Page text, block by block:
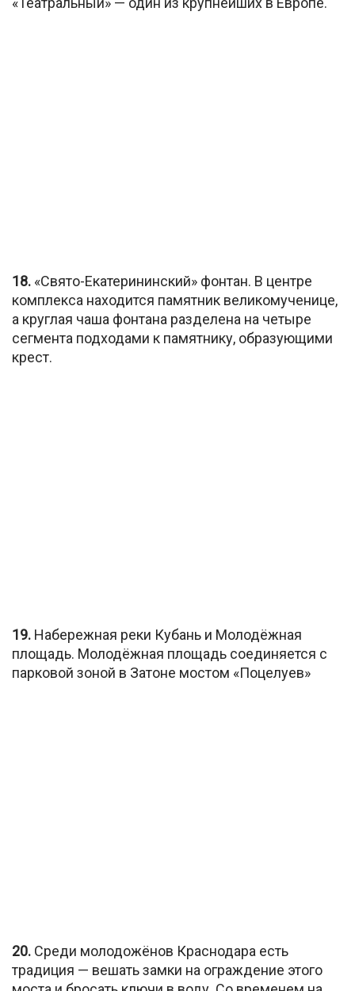
18. «Свято-Екатерининский» фонтан. В центре
комплекса находится памятник великомученице,
а круглая чаша фонтана разделена на четыре
сегмента подходами к памятнику, образующими
крест.
19. Набережная реки Кубань и Молодёжная
площадь. Молодёжная площадь соединяется с
парковой зоной в Затоне мостом «Поцелуев»
20. Среди молодожёнов Краснодара есть
традиция — вешать замки на ограждение этого